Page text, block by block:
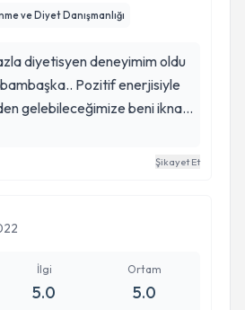
ve Diyet Danışmanlığı
diyetisyen deneyimim oldu
Pozitif enerjisiyle
gelebileceğimize beni ikna
ediyorum 7,3 kg verdim.
detaylı açıklamalar yapıp
var:)) Kesinlikle tavsiye ediyorum..
Şikayet Et
İlgi
5.0
Ortam
5.0